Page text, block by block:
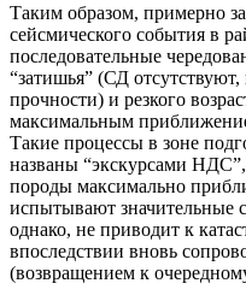
Таким образом, примерно
сейсмического события в
последовательные
“затишья” (СД
прочности) и резкого
максимальным
Такие процессы в зоне
названы “экскурсами НДС”,
породы максимально
испытывают значительные
однако, не приводит к
впоследствии вновь
(возвращением к